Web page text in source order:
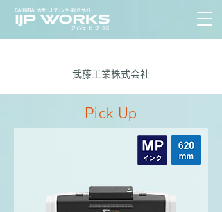
武藤工業株式会社
Pick Up